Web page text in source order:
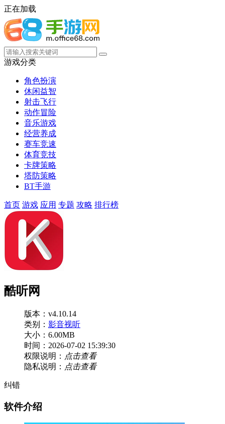
正在加载
游戏分类
角色扮演
休闲益智
射击飞行
动作冒险
音乐游戏
经营养成
赛车竞速
体育竞技
卡牌策略
塔防策略
BT手游
首页 游戏 应用 专题 攻略 排行榜
酷听网
版本：v4.10.14
类别： 影音视听
大小：6.00MB
时间：2026-07-02 15:39:30
权限说明： 点击查看
隐私说明： 点击查看
纠错
软件介绍